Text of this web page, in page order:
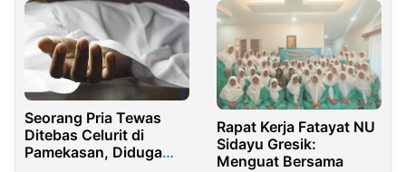
Seorang Pria Tewas
Ditebas Celurit di
Pamekasan, Diduga
Rapat Kerja Fatayat NU
Sidayu Gresik:
Menguat Bersama